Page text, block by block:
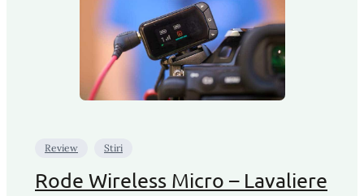
Review Stiri
Rode Wireless Micro – Lavaliere